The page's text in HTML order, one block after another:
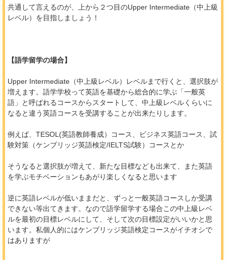
共通して言えるのが、上から２つ目のUpper Intermediate（中上級
レベル）を目指しましょう！
【語学留学の場合】
Upper Intermediate（中上級レベル）レベルまで行くと、選択肢が
増えます。語学学校って英語を基礎から総合的に学ぶ「一般英
語」と呼ばれるコースからスタートして、中上級レベルくらいに
なると違う英語コースを受講することが出来たりします。
例えば、TESOL(英語教師養成）コース、ビジネス英語コース、試
験対策（ケンブリッジ英語検定/IELTS試験）コースとか
そうなると選択肢が増えて、新たな目標なども出来て、また英語
を学ぶモチベーションもあがり楽しくなると思います
逆に英語レベルが低いままだと、ずっと一般英語コースしか受講
できない等出てきます。なので語学留学する場合この中上級レベ
ルを最初の目標レベルにして、そして次の目標設定がいいかと思
います。私個人的にはケンブリッジ英語検定コースがイチオシで
はありますが